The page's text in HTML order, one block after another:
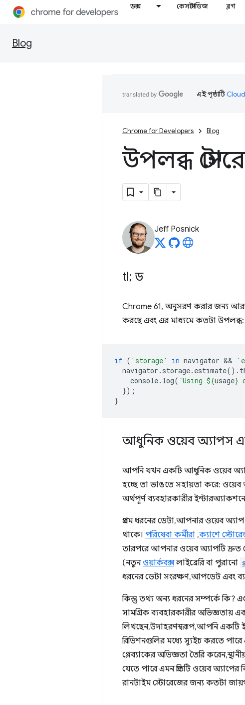
ডক্স কেস স্টাডিজ ব্লগ
Blog
এই পৃষ্ঠাটি
Chrome for Developers Blog
উপলব্ধ
Jeff Posnick
tl; ড
Chrome 61, অনুসরণ করার জন্য
করছে এবং এর মাধ্যমে কতটা উপলব্ধ:
if ( 'storage' in navigator &&
navigator . storage. estimate().
console. log( `Using ${usage}
});
}
আধুনিক ওয়েব অ্যাপস
আপনি যখন একটি আধুনিক ওয়েব
হচ্ছে তা ভাঙতে সহায়তা করে: ওয়েব
অর্থপূর্ণ ব্যবহারকারীর
প্রথম ধরনের ডেটা, আপনার ওয়েব
থাকে। পরিষেবা কর্মীরা ,ক্যাশে
তারপরে আপনার ওয়েব অ্যাপটি দ্রুত
(নতুনওয়ার্কবক্সলাইব্রেরি বা পুরানো
ধরনের ডেটা সংরক্ষণ, আপডেট এবং
কিন্তু তথ্য অন্য ধরনের সম্পর্কে কি?
সামগ্রিক ব্যবহারকারীর অভিজ্ঞতায়
লিখছেন, উদাহরণস্বরূপ, আপনি একটি
রিভিশনগুলির মধ্যে স্যুইচ করতে
প্লেব্যাকের অভিজ্ঞতা তৈরি করেন,
যেতে পারে এমন প্রতিটি ওয়েব
রানটাইম স্টোরেজের জন্য কতটা